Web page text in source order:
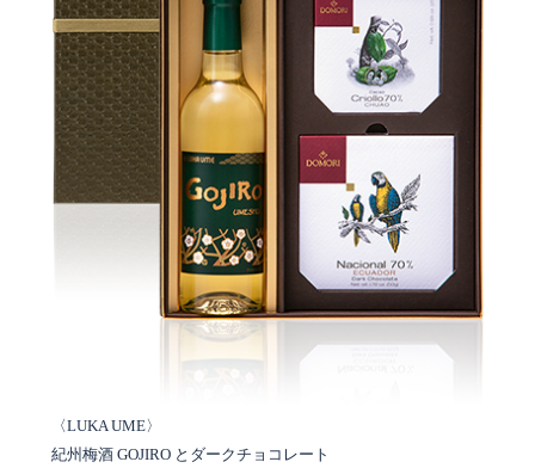
〈LUKA UME〉
紀州梅酒 GOJIRO とダークチョコレート